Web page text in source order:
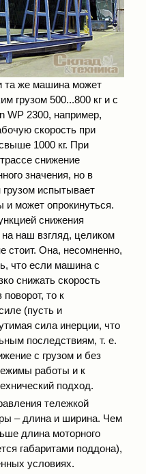
та же машина может
грузом 500...800 кг и с
WP 2300, например,
скорость при
1000 кг. При
снижение
значения, но в
испытывает
может опрокинуться.
снижения
на наш взгляд, целиком
стоит. Она, несомненно,
что если машина с
снижать скорость
то к
(пусть и
сила инерции, что
последствиям, т. е.
с грузом и без
работы и к
подход.
тележкой
– длина и ширина. Чем
длина моторного
габаритами поддона),
условиях.